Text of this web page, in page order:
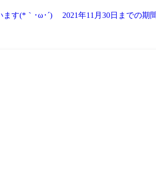
(*｀･ω･´)ゞ 2021年11月30日までの期